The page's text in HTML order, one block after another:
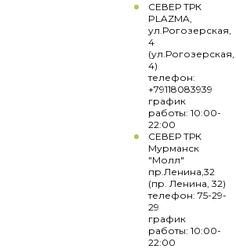
СЕВЕР ТРК
PLAZMA,
ул.Рогозерская,
4
(ул.Рогозерская,
4)
телефон:
+79118083939
график
работы: 10:00-
22:00
СЕВЕР ТРК
Мурманск
"Молл"
пр.Ленина,32
(пр. Ленина, 32)
телефон: 75-29-
29
график
работы: 10:00-
22:00